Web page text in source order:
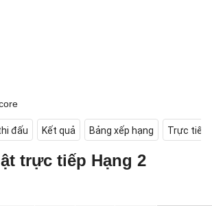
đấu Kết quả Bảng xếp hạng Trực tiếp
trực tiếp Hạng 2